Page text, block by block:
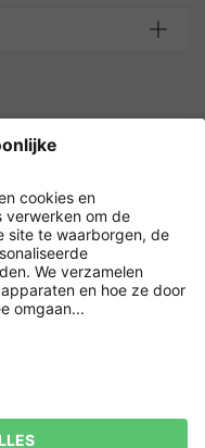
Leveringsvoorwaarden